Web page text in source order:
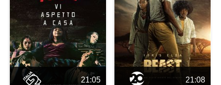
21:05 21:08